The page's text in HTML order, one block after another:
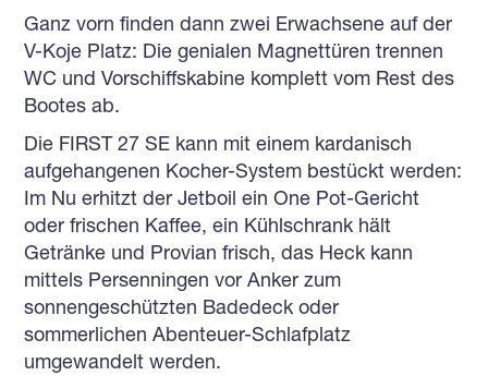
Ganz vorn finden dann zwei Erwachsene auf der
V-Koje Platz: Die genialen Magnettüren trennen
WC und Vorschiffskabine komplett vom Rest des
Bootes ab.
Die FIRST 27 SE kann mit einem kardanisch
aufgehangenen Kocher-System bestückt werden:
Im Nu erhitzt der Jetboil ein One Pot-Gericht
oder frischen Kaffee, ein Kühlschrank hält
Getränke und Provian frisch, das Heck kann
mittels Persenningen vor Anker zum
sonnengeschützten Badedeck oder
sommerlichen Abenteuer-Schlafplatz
umgewandelt werden.